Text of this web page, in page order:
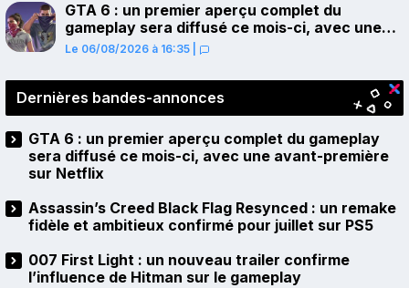
GTA 6 : un premier aperçu complet du
gameplay sera diffusé ce mois-ci, avec une
avant-première sur Netflix
Le 06/08/2026 à 16:35
Dernières bandes-annonces
GTA 6 : un premier aperçu complet du gameplay
sera diffusé ce mois-ci, avec une avant-première
sur Netflix
Assassin’s Creed Black Flag Resynced : un remake
fidèle et ambitieux confirmé pour juillet sur PS5
007 First Light : un nouveau trailer confirme
l’influence de Hitman sur le gameplay